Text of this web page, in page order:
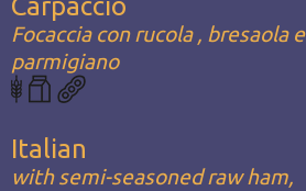
Focaccia con rucola , bresaola e
parmigiano
Italian
with semi-seasoned raw ham,